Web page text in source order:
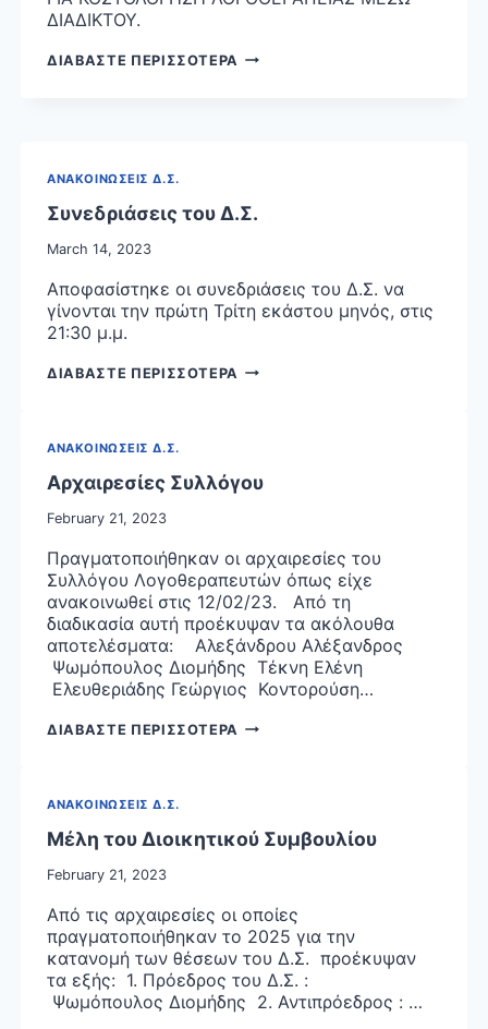
ΥΓΕΙ-
ΔΙΑΔΙΚΤΟΥ.
ΔΙΑΒΑΣΤΕ ΠΕΡΙΣΣΟΤΕΡΑ ΦΕΚ
ΑΝΑΚΟΙΝΩΣΕΙΣ Δ.Σ.
Συνεδριάσεις του Δ.Σ.
March 14, 2023
Αποφασίστηκε οι συνεδριάσεις του Δ.Σ. να
γίνονται την πρώτη Τρίτη εκάστου μηνός, στις
21:30 μ.μ.
ΔΙΑΒΑΣΤΕ ΠΕΡΙΣΣΟΤΕΡΑ ΣΥΝΕΔΡΙΑΣΕΙΣ
ΑΝΑΚΟΙΝΩΣΕΙΣ Δ.Σ.
Αρχαιρεσίες Συλλόγου
February 21, 2023
Πραγματοποιήθηκαν οι αρχαιρεσίες του
Συλλόγου Λογοθεραπευτών όπως είχε
ανακοινωθεί στις 12/02/23. Από τη
διαδικασία αυτή προέκυψαν τα ακόλουθα
αποτελέσματα: Αλεξάνδρου Αλέξανδρος
Ψωμόπουλος Διομήδης Τέκνη Ελένη
Ελευθεριάδης Γεώργιος Κοντορούση…
ΔΙΑΒΑΣΤΕ ΠΕΡΙΣΣΟΤΕΡΑ ΑΡΧΑΙΡΕΣΙΕΣ
ΑΝΑΚΟΙΝΩΣΕΙΣ Δ.Σ.
Μέλη του Διοικητικού Συμβουλίου
February 21, 2023
Από τις αρχαιρεσίες οι οποίες
πραγματοποιήθηκαν το 2025 για την
κατανομή των θέσεων του Δ.Σ. προέκυψαν
τα εξής: 1. Πρόεδρος του Δ.Σ. :
Ψωμόπουλος Διομήδης 2. Αντιπρόεδρος : …